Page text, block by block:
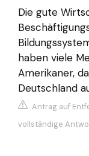
Die gute
haben viele
Amerikaner,
Deutschland
Antrag auf
vollständige